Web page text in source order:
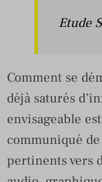
Etude
Comment se
déjà saturés
envisageable
communiqué
pertinents vers